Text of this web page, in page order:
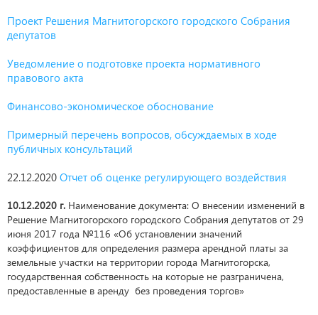
Проект Решения Магнитогорского городского Собрания
депутатов
Уведомление о подготовке проекта нормативного
правового акта
Финансово-экономическое обоснование
Примерный перечень вопросов, обсуждаемых в ходе
публичных консультаций
22.12.2020 Отчет об оценке регулирующего воздействия
10.12.2020 г. Наименование документа: О внесении изменений в
Решение Магнитогорского городского Собрания депутатов от 29
июня 2017 года №116 «Об установлении значений
коэффициентов для определения размера арендной платы за
земельные участки на территории города Магнитогорска,
государственная собственность на которые не разграничена,
предоставленные в аренду без проведения торгов»